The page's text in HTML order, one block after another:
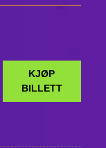
KJØP
BILLETT